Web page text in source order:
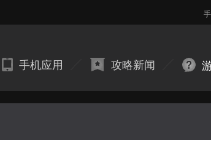
手机应用 攻略新闻